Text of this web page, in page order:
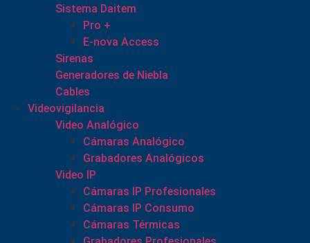
Sistema Daitem
Pro +
E-nova Access
Sirenas
Generadores de Niebla
Cables
Videovigilancia
Video Analógico
Cámaras Analógico
Grabadores Analógicos
Video IP
Cámaras IP Profesionales
Cámaras IP Consumo
Cámaras Térmicas